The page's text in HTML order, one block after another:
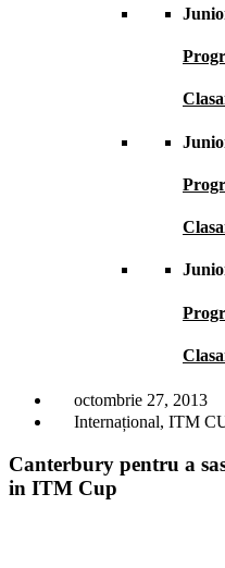
octombrie 27, 2013
Internațional, ITM
Canterbury pentru a
in ITM Cup